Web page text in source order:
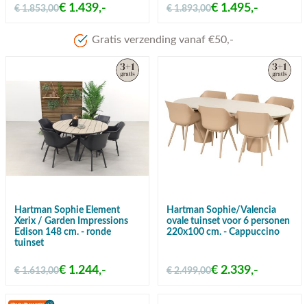
€ 1.853,00€ 1.439,- € 1.893,00€ 1.495,-
Meer dan 80 jaar ervaring
Hartman Sophie Element
Xerix / Garden Impressions
Edison 148 cm. - ronde
tuinset
€ 1.613,00€ 1.244,-
Hartman Sophie/Valencia
ovale tuinset voor 6 personen
220x100 cm. - Cappuccino
€ 2.499,00€ 2.339,-